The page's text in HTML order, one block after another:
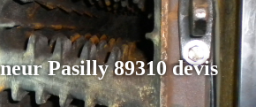
Pasilly 89310 devis